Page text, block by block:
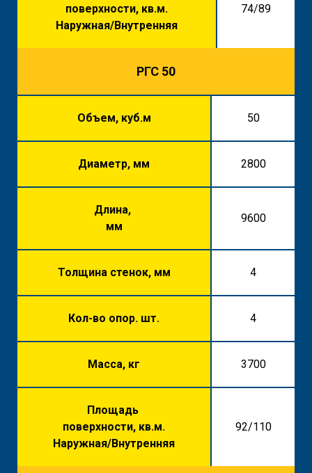
поверхности, кв.м.
Наружная/Внутренняя
74/89
РГС 50
Объем, куб.м 50
Диаметр, мм 2800
Длина,
мм
9600
Толщина стенок, мм 4
Кол-во опор. шт. 4
Масса, кг 3700
Площадь
поверхности, кв.м.
Наружная/Внутренняя
92/110